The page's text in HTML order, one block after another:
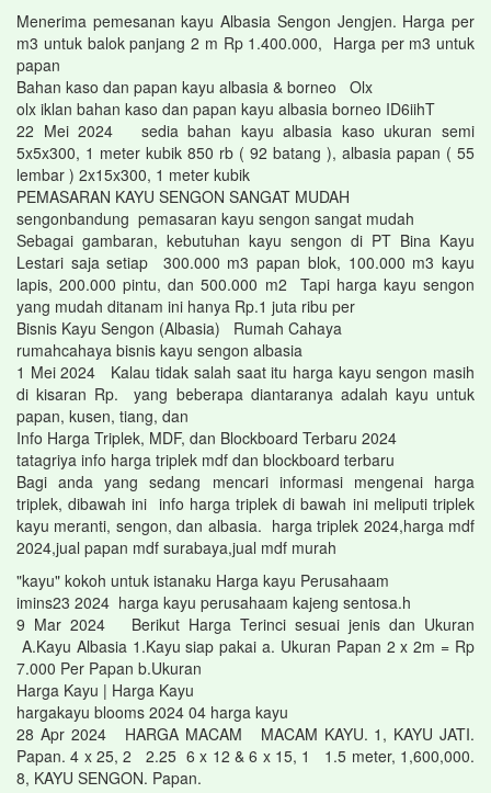
Menerima pemesanan kayu Albasia Sengon Jengjen. Harga per
m3 untuk balok panjang 2 m Rp 1.400.000, Harga per m3 untuk
papan
Bahan kaso dan papan kayu albasia & borneo Olx
olx iklan bahan kaso dan papan kayu albasia borneo ID6iihT
22 Mei 2024 sedia bahan kayu albasia kaso ukuran semi
5x5x300, 1 meter kubik 850 rb ( 92 batang ), albasia papan ( 55
lembar ) 2x15x300, 1 meter kubik
PEMASARAN KAYU SENGON SANGAT MUDAH
sengonbandung pemasaran kayu sengon sangat mudah
Sebagai gambaran, kebutuhan kayu sengon di PT Bina Kayu
Lestari saja setiap 300.000 m3 papan blok, 100.000 m3 kayu
lapis, 200.000 pintu, dan 500.000 m2 Tapi harga kayu sengon
yang mudah ditanam ini hanya Rp.1 juta ribu per
Bisnis Kayu Sengon (Albasia) Rumah Cahaya
rumahcahaya bisnis kayu sengon albasia
1 Mei 2024 Kalau tidak salah saat itu harga kayu sengon masih
di kisaran Rp. yang beberapa diantaranya adalah kayu untuk
papan, kusen, tiang, dan
Info Harga Triplek, MDF, dan Blockboard Terbaru 2024
tatagriya info harga triplek mdf dan blockboard terbaru
Bagi anda yang sedang mencari informasi mengenai harga
triplek, dibawah ini info harga triplek di bawah ini meliputi triplek
kayu meranti, sengon, dan albasia. harga triplek 2024,harga mdf
2024,jual papan mdf surabaya,jual mdf murah
"kayu" kokoh untuk istanaku Harga kayu Perusahaam
imins23 2024 harga kayu perusahaam kajeng sentosa.h
9 Mar 2024 Berikut Harga Terinci sesuai jenis dan Ukuran
A.Kayu Albasia 1.Kayu siap pakai a. Ukuran Papan 2 x 2m = Rp
7.000 Per Papan b.Ukuran
Harga Kayu | Harga Kayu
hargakayu blooms 2024 04 harga kayu
28 Apr 2024 HARGA MACAM MACAM KAYU. 1, KAYU JATI.
Papan. 4 x 25, 2 2.25 6 x 12 & 6 x 15, 1 1.5 meter, 1,600,000.
8, KAYU SENGON. Papan.